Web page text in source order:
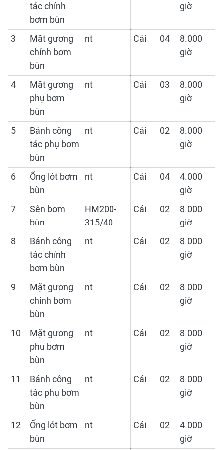
tác chính
bơm bùn
giờ
3
Mặt gương
chính bơm
bùn
nt Cái 04
8.000
giờ
4
Mặt gương
phụ bơm
bùn
nt Cái 03
8.000
giờ
5
Bánh công
tác phụ bơm
bùn
nt Cái 02
8.000
giờ
6
Ống lót bơm
bùn
nt Cái 04
4.000
giờ
7
Sên bơm
bùn
HM200-
315/40
Cái 02
8.000
giờ
8
Bánh công
tác chính
bơm bùn
nt Cái 02
8.000
giờ
9
Mặt gương
chính bơm
bùn
nt Cái 02
8.000
giờ
10
Mặt gương
phụ bơm
bùn
nt Cái 02
8.000
giờ
11
Bánh công
tác phụ bơm
bùn
nt Cái 02
8.000
giờ
12
Ống lót bơm
bùn
nt Cái 02
4.000
giờ